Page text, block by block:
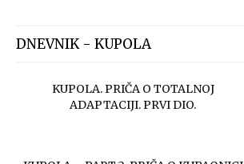
DNEVNIK - KUPOLA
KUPOLA. PRIČA O TOTALNOJ
ADAPTACIJI. PRVI DIO.